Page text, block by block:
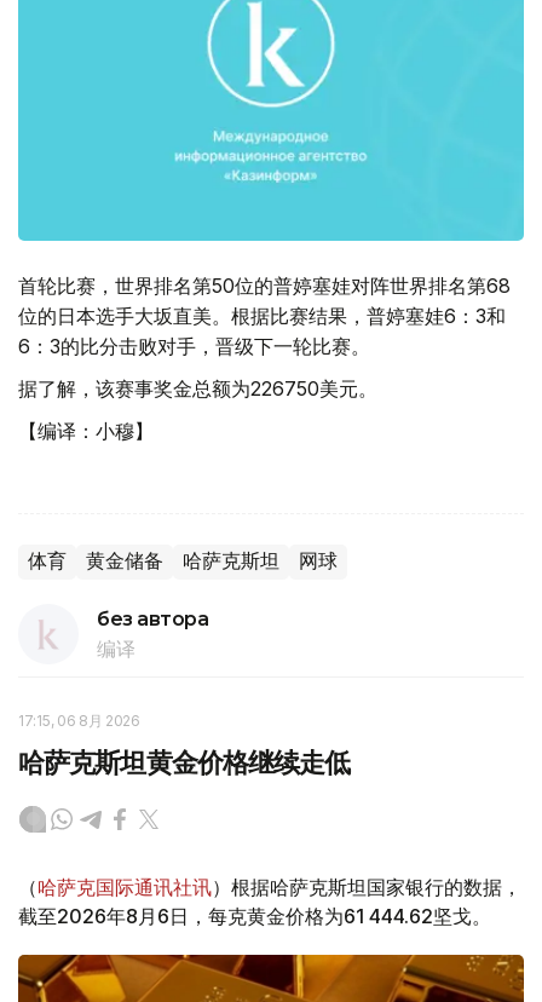
首轮比赛，世界排名第50位的普婷塞娃对阵世界排名第68
位的日本选手大坂直美。根据比赛结果，普婷塞娃6：3和
6：3的比分击败对手，晋级下一轮比赛。
据了解，该赛事奖金总额为226750美元。
【编译：小穆】
体育 黄金储备 哈萨克斯坦 网球
без автора
编译
17:15, 06 8月 2026
哈萨克斯坦黄金价格继续走低
（哈萨克国际通讯社讯）根据哈萨克斯坦国家银行的数据，
截至2026年8月6日，每克黄金价格为61 444.62坚戈。